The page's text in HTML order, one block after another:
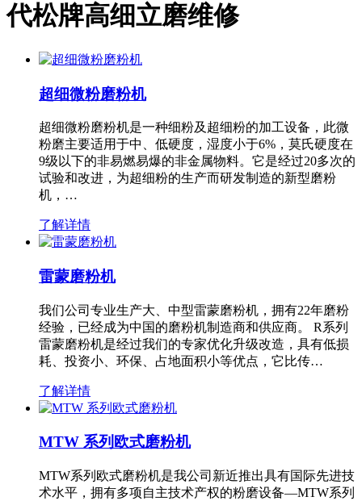
代松牌高细立磨维修
超细微粉磨粉机
超细微粉磨粉机是一种细粉及超细粉的加工设备，此微
粉磨主要适用于中、低硬度，湿度小于6%，莫氏硬度在
9级以下的非易燃易爆的非金属物料。它是经过20多次的
试验和改进，为超细粉的生产而研发制造的新型磨粉
机，…
了解详情
雷蒙磨粉机
我们公司专业生产大、中型雷蒙磨粉机，拥有22年磨粉
经验，已经成为中国的磨粉机制造商和供应商。 R系列
雷蒙磨粉机是经过我们的专家优化升级改造，具有低损
耗、投资小、环保、占地面积小等优点，它比传…
了解详情
MTW 系列欧式磨粉机
MTW系列欧式磨粉机是我公司新近推出具有国际先进技
术水平，拥有多项自主技术产权的粉磨设备—MTW系列